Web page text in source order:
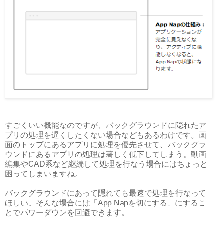
すごくいい機能なのですが、バックグラウンドに隠れたア
プリの処理を遅くしたくない場合などもあるわけです。画
面のトップにあるアプリに処理を優先させて、バックグラ
ウンドにあるアプリの処理は著しく低下してしまう。動画
編集やCAD系など継続して処理を行なう場合にはちょっと
困ってしまいますね。
バックグラウンドにあって隠れても最速で処理を行なって
ほしい。そんな場合には「App Napを切にする」にするこ
とでパワーダウンを回避できます。